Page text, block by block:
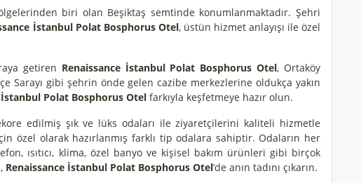
biri olan Beşiktaş semtinde konumlanmaktadır. Şehri
İstanbul Polat Bosphorus Otel, üstün hizmet anlayışı ile özel
getiren Renaissance İstanbul Polat Bosphorus Otel, Ortaköy
Sarayı gibi şehrin önde gelen cazibe merkezlerine oldukça yakın
İstanbul Polat Bosphorus Otel farkıyla keşfetmeye hazır olun.
edilmiş şık ve lüks odaları ile ziyaretçilerini kaliteli hizmetle
özel olarak hazırlanmış farklı tip odalara sahiptir. Odaların her
ısıtıcı, klima, özel banyo ve kişisel bakım ürünleri gibi birçok
Renaissance İstanbul Polat Bosphorus Otel’de anın tadını çıkarın.